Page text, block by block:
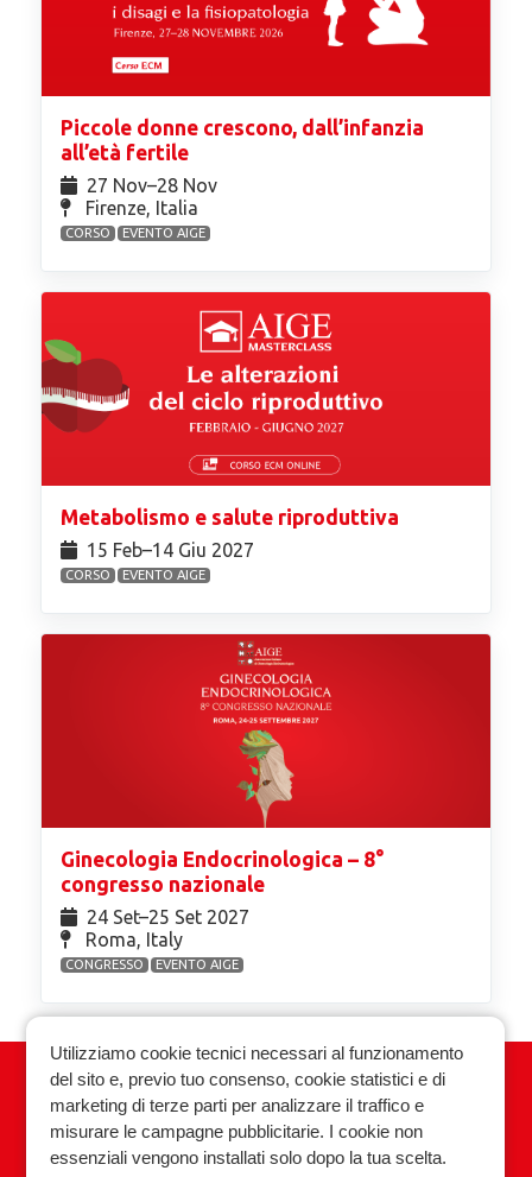
Piccole donne crescono, dall’infanzia
all’età fertile
27 Nov⁠–28 Nov
Firenze, Italia
CORSO EVENTO AIGE
Metabolismo e salute riproduttiva
15 Feb⁠–14 Giu 2027
CORSO EVENTO AIGE
Ginecologia Endocrinologica – 8°
congresso nazionale
24 Set⁠–25 Set 2027
Roma, Italy
CONGRESSO EVENTO AIGE
Associazione Italiana Ginecologia
Endocrinologica
Privacy policy Cookie policy
Utilizziamo cookie tecnici necessari al funzionamento
del sito e, previo tuo consenso, cookie statistici e di
marketing di terze parti per analizzare il traffico e
misurare le campagne pubblicitarie. I cookie non
essenziali vengono installati solo dopo la tua scelta.